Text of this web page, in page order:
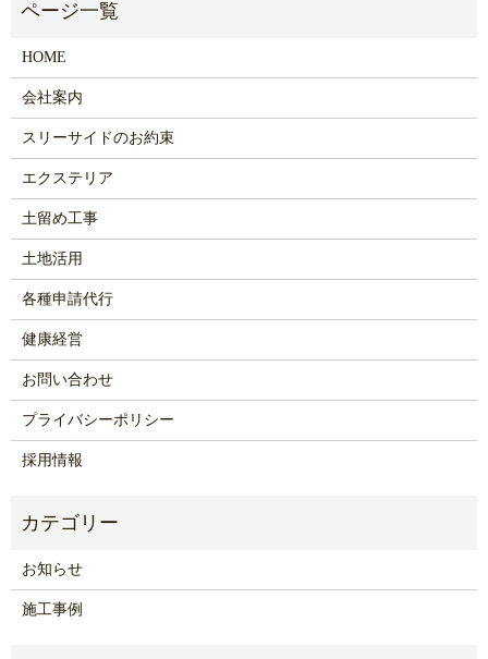
HOME
会社案内
スリーサイドのお約束
エクステリア
土留め工事
土地活用
各種申請代行
健康経営
お問い合わせ
プライバシーポリシー
採用情報
お知らせ
施工事例